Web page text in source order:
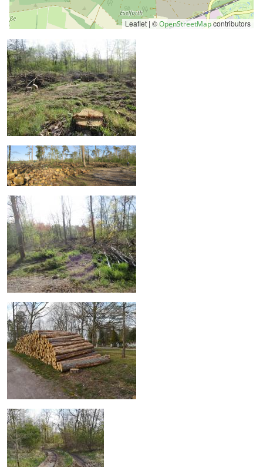
Leaflet | ©OpenStreetMapcontributors